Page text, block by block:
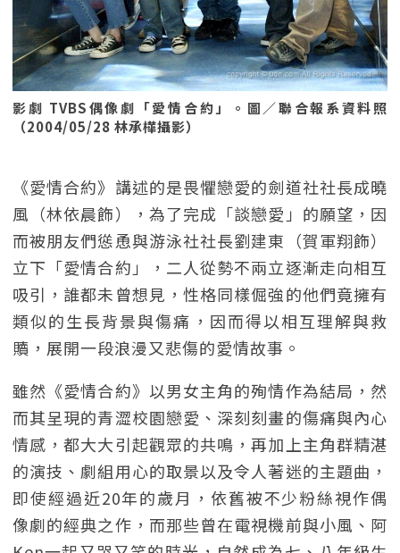
影劇 TVBS偶像劇「愛情合約」。圖／聯合報系資料照
（2004/05/28 林承樺攝影）
《愛情合約》講述的是畏懼戀愛的劍道社社長成曉
風（林依晨飾），為了完成「談戀愛」的願望，因
而被朋友們慫恿與游泳社社長劉建東（賀軍翔飾）
立下「愛情合約」，二人從勢不兩立逐漸走向相互
吸引，誰都未曾想見，性格同樣倔強的他們竟擁有
類似的生長背景與傷痛，因而得以相互理解與救
贖，展開一段浪漫又悲傷的愛情故事。
雖然《愛情合約》以男女主角的殉情作為結局，然
而其呈現的青澀校園戀愛、深刻刻畫的傷痛與內心
情感，都大大引起觀眾的共鳴，再加上主角群精湛
的演技、劇組用心的取景以及令人著迷的主題曲，
即使經過近20年的歲月，依舊被不少粉絲視作偶
像劇的經典之作，而那些曾在電視機前與小風、阿